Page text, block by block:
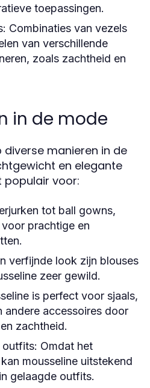
toepassingen.
Combinaties van vezels
van verschillende
zoals zachtheid en
in de mode
manieren in de
en elegante
voor:
tot ball gowns,
prachtige en
verfijnde look zijn blouses
zeer gewild.
is perfect voor sjaals,
andere accessoires door
zachtheid.
outfits: Omdat het
mousseline uitstekend
gelaagde outfits.